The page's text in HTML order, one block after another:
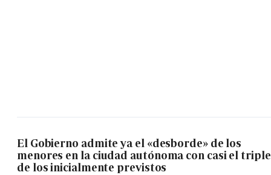
El Gobierno admite ya el «desborde» de los
menores en la ciudad autónoma con casi el triple
de los inicialmente previstos